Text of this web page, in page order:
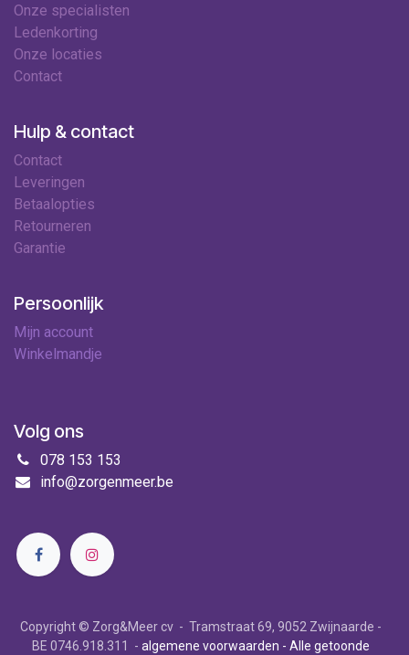
Onze specialisten
Ledenkorting
Onze locaties
Contact
Hulp & contact
Contact
Leveringen
Betaalopties
Retourneren
Garantie
Persoonlijk
Mijn account
Winkelmandje
Volg ons
078 153 153
info@zorgenmeer.be
Copyright © Zorg&Meer cv - Tramstraat 69, 9052 Zwijnaarde -
BE 0746.918.311 - algemene voorwaarden - Alle getoonde